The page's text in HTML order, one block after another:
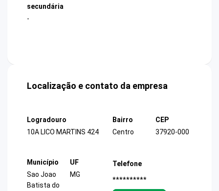
secundária
-
Localização e contato da empresa
Logradouro
10A LICO MARTINS 424
Bairro
Centro
CEP
37920-000
Município
Sao Joao
Batista do
UF
MG
Telefone
**********